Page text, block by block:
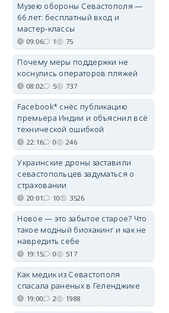
Музею обороны Севастополя —
66 лет: бесплатный вход и
мастер-классы
09:06 1 75
Почему меры поддержки не
коснулись операторов пляжей
08:02 5 737
Facebook* снёс публикацию
премьера Индии и объяснил всё
технической ошибкой
22:16 0 246
Украинские дроны заставили
севастопольцев задуматься о
страховании
20:01 10 3526
Новое — это забытое старое? Что
такое модный биохакинг и как не
навредить себе
19:15 0 517
Как медик из Севастополя
спасала раненых в Геленджике
19:00 2 1988